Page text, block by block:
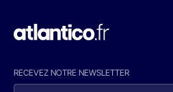
RECEVEZ NOTRE NEWSLETTER